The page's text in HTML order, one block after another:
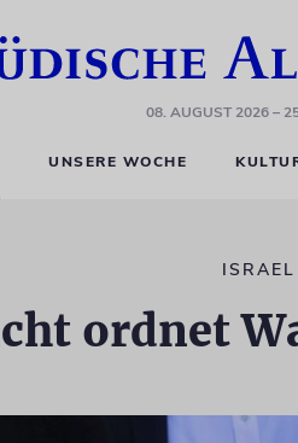
08. AUGUST 2026–
UNSERE WOCHE
ISRAEL
ordnet